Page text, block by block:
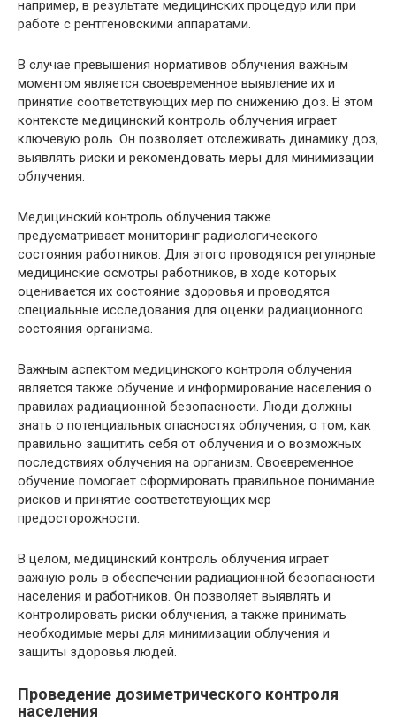
например, в результате медицинских процедур или при
работе с рентгеновскими аппаратами.
В случае превышения нормативов облучения важным
моментом является своевременное выявление их и
принятие соответствующих мер по снижению доз. В этом
контексте медицинский контроль облучения играет
ключевую роль. Он позволяет отслеживать динамику доз,
выявлять риски и рекомендовать меры для минимизации
облучения.
Медицинский контроль облучения также
предусматривает мониторинг радиологического
состояния работников. Для этого проводятся регулярные
медицинские осмотры работников, в ходе которых
оценивается их состояние здоровья и проводятся
специальные исследования для оценки радиационного
состояния организма.
Важным аспектом медицинского контроля облучения
является также обучение и информирование населения о
правилах радиационной безопасности. Люди должны
знать о потенциальных опасностях облучения, о том, как
правильно защитить себя от облучения и о возможных
последствиях облучения на организм. Своевременное
обучение помогает сформировать правильное понимание
рисков и принятие соответствующих мер
предосторожности.
В целом, медицинский контроль облучения играет
важную роль в обеспечении радиационной безопасности
населения и работников. Он позволяет выявлять и
контролировать риски облучения, а также принимать
необходимые меры для минимизации облучения и
защиты здоровья людей.
Проведение дозиметрического контроля
населения